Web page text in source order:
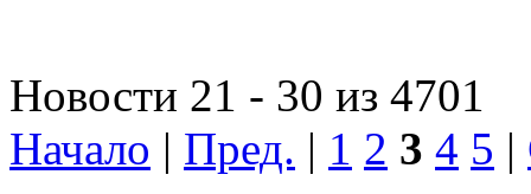
Новости 21 - 30 из 4701
Начало | Пред. | 1 2 3 4 5 |